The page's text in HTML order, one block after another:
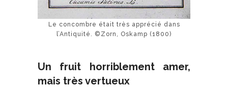
Le concombre était très apprécié dans
l’Antiquité. ©Zorn, Oskamp (1800)
Un fruit horriblement amer,
mais très vertueux